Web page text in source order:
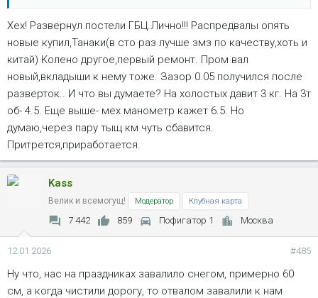
Хех! Развернул постели ГБЦ.Лично!!! Распредвалы опять
новые купил,Танаки(в сто раз лучше змз по качеству,хоть и
китай) Колено другое,первый ремонт. Пром вал
новый,вкладыши к нему тоже. Зазор 0.05 получился после
разверток.. И что вы думаете? На холостых давит 3 кг. На 3т
об- 4.5. Еще выше- мех манометр кажет 6.5. Но
думаю,через пару тыщ км чуть сбавится.
Притрется,приработается.
Kass
Велик и всемогущ! Модератор Клубная карта
7 442 859 Пофигатор 1 Москва
12.01.2026 #485
Ну что, нас на праздниках завалило снегом, примерно 60
см, а когда чистили дорогу, то отвалом завалили к нам